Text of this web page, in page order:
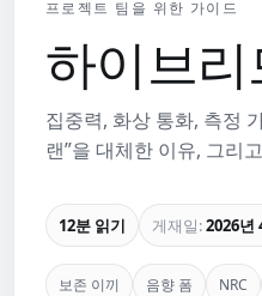
프로젝트 팀을 위한 가이드
하이브리
집중력, 화상 통화, 측정
랜”을 대체한 이유, 그리
12분 읽기 게재일:2026년
보존 이끼 음향 폼 NRC